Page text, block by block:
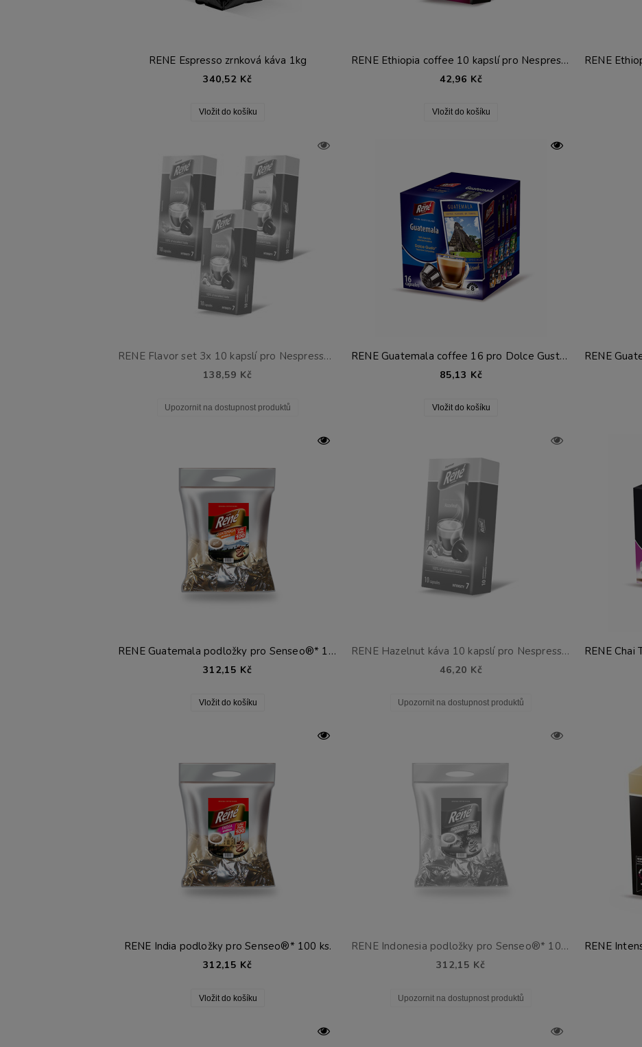
RENE Espresso zrnková káva 1kg
340,52 Kč
Vložit do košíku
RENE Ethiopia coffee 10 kapslí pro Nespresso®*
42,96 Kč
Vložit do košíku
RENE Flavor set 3x 10 kapslí pro Nespresso®*
138,59 Kč
Upozornit na dostupnost produktů
RENE Guatemala coffee 16 pro Dolce Gusto®*
85,13 Kč
Vložit do košíku
RENE Guatemala podložky pro Senseo®* 100 ks.
312,15 Kč
Vložit do košíku
RENE Hazelnut káva 10 kapslí pro Nespresso®*
46,20 Kč
Upozornit na dostupnost produktů
RENE India podložky pro Senseo®* 100 ks.
312,15 Kč
Vložit do košíku
RENE Indonesia podložky pro Senseo®* 100 ks.
312,15 Kč
Upozornit na dostupnost produktů